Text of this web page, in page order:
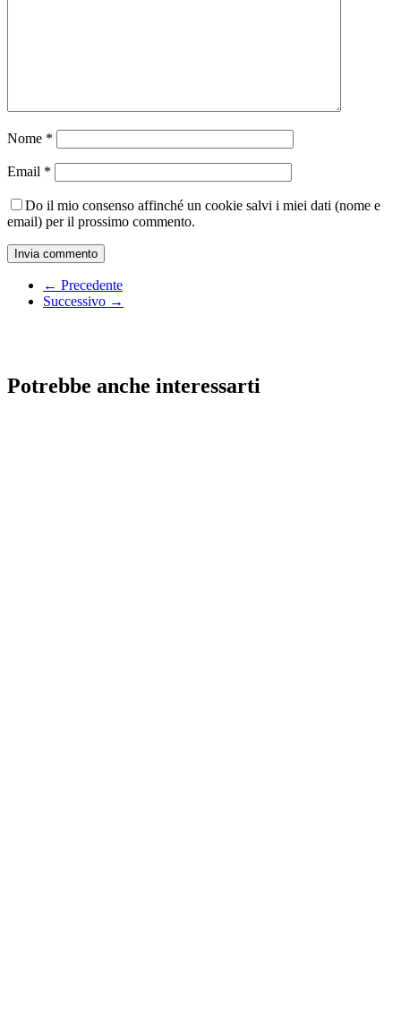
Nome *
Email *
Do il mio consenso affinché un cookie salvi i miei dati (nome e
email) per il prossimo commento.
← Precedente
Successivo →
Potrebbe anche interessarti